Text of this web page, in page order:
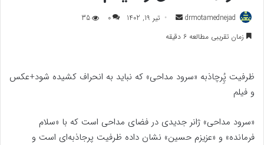
drmotamednejad
ارسال
به
تیر 19, 1402 0
35
زمان تقریبی مطالعه 6 دقیقه
ظرفیت پُِرچاذبه «سرود مداحی» که نباید به انحراف کشیده شود+عکس
و فیلم
«سرود مداحی» ژانر جدیدی در فضای مداحی است که با «سلام
فرمانده» و «عزیزم حسین» نشان داده ظرفیت پرجاذبه‌ای است و